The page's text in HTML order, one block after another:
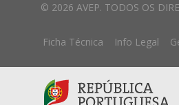
© 2026 AVEP. TODOS OS
Ficha Técnica Info Legal